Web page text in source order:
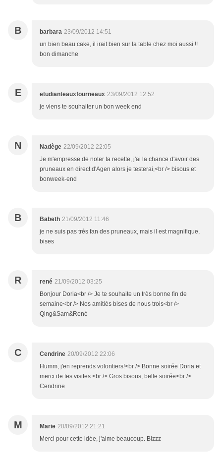
B barbara 23/09/2012 14:51
un bien beau cake, il irait bien sur la table chez moi aussi !!
bon dimanche
E etudianteauxfourneaux 23/09/2012 12:52
je viens te souhaiter un bon week end
N Nadège 22/09/2012 22:05
Je m'empresse de noter ta recette, j'ai la chance d'avoir des
pruneaux en direct d'Agen alors je testerai,<br /> bisous et
bonweek-end
B Babeth 21/09/2012 11:46
je ne suis pas très fan des pruneaux, mais il est magnifique,
bises
R rené 21/09/2012 03:25
Bonjour Doria<br /> Je te souhaite un très bonne fin de
semaine<br /> Nos amitiés bises de nous trois<br />
Qing&Sam&René
C Cendrine 20/09/2012 22:06
Humm, j'en reprends volontiers!<br /> Bonne soirée Doria et
merci de tes visites.<br /> Gros bisous, belle soirée<br />
Cendrine
M Marie 20/09/2012 21:21
Merci pour cette idée, j'aime beaucoup. Bizzz